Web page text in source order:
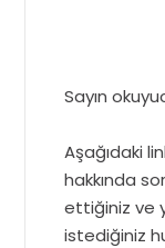
Sayın
Aşağıdaki
hakkında
ettiğiniz ve
istediğiniz